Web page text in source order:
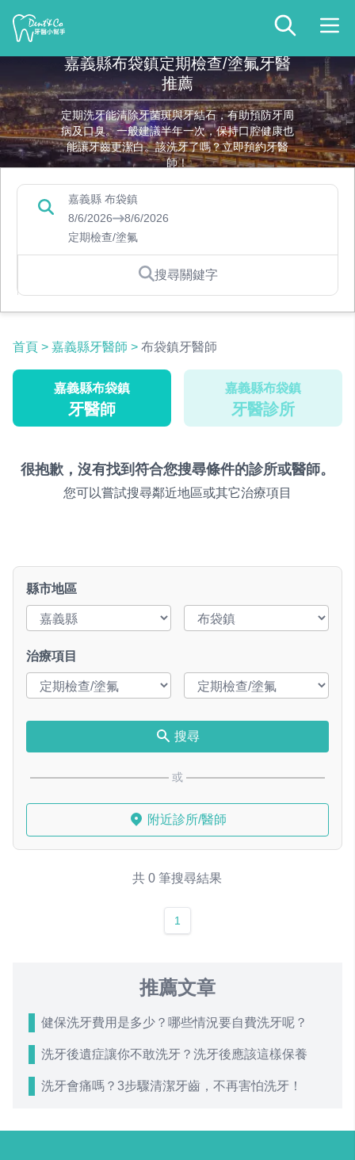
嘉義縣布袋鎮定期檢查/塗氟牙醫
推薦
定期洗牙能清除牙菌斑與牙結石，有助預防牙周
病及口臭。一般建議半年一次，保持口腔健康也
能讓牙齒更潔白。該洗牙了嗎？立即預約牙醫
師！
嘉義縣 布袋鎮
8/6/2026
8/6/2026
定期檢查/塗氟
搜尋關鍵字
首頁 > 嘉義縣牙醫師 > 布袋鎮牙醫師
嘉義縣布袋鎮
牙醫師
嘉義縣布袋鎮
牙醫診所
很抱歉，沒有找到符合您搜尋條件的診所或醫師。
您可以嘗試搜尋鄰近地區或其它治療項目
縣市地區
治療項目
搜尋
或
附近診所/醫師
共 0 筆搜尋結果
1
推薦文章
健保洗牙費用是多少？哪些情況要自費洗牙呢？
洗牙後遺症讓你不敢洗牙？洗牙後應該這樣保養
洗牙會痛嗎？3步驟清潔牙齒，不再害怕洗牙！